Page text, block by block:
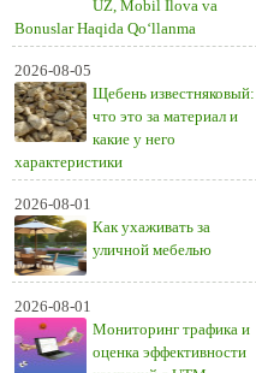
UZ, Mobil Ilova va
Bonuslar Haqida Qo‘llanma
2026-08-05
Щебень известняковый:
что это за материал и
какие у него
характеристики
2026-08-01
Как ухаживать за
уличной мебелью
2026-08-01
Мониторинг трафика и
оценка эффективности